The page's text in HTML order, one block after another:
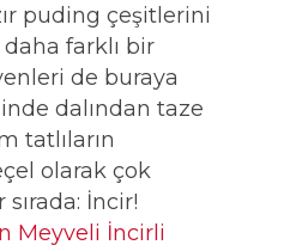
puding çeşitlerini
daha farklı bir
de buraya
dalından taze
tatlıların
olarak çok
İncir!
Meyveli İncirli